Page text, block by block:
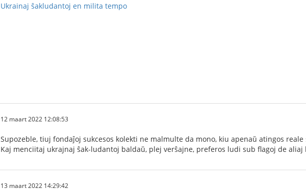
Ukrainaj ŝakludantoj en milita tempo
12 maart 2022 12:08:53
Supozeble, tiuj fondaĵoj sukcesos kolekti ne malmulte da mono, kiu apenaŭ atingos
Kaj menciitaj ukrajnaj ŝak-ludantoj baldaŭ, plej verŝajne, preferos ludi sub flagoj de aliaj
13 maart 2022 14:29:42